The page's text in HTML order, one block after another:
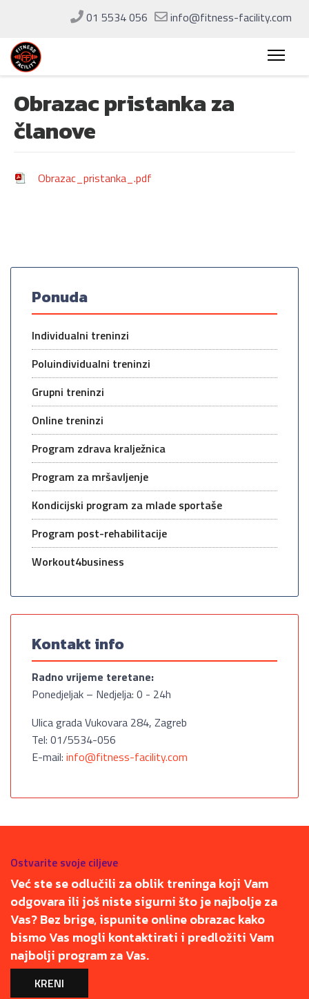
01 5534 056 info@fitness-facility.com
Obrazac pristanka za
članove
Obrazac_pristanka_.pdf
Ponuda
Individualni treninzi
Poluindividualni treninzi
Grupni treninzi
Online treninzi
Program zdrava kralježnica
Program za mršavljenje
Kondicijski program za mlade sportaše
Program post-rehabilitacije
Workout4business
Kontakt info
Radno vrijeme teretane:
Ponedjeljak – Nedjelja: 0 - 24h
Ulica grada Vukovara 284, Zagreb
Tel: 01/5534-056
E-mail: info@fitness-facility.com
Ostvarite svoje ciljeve
Već ste se odlučili za oblik treninga koji Vam
odgovara ili još niste sigurni što je najbolje za
Vas? Bez brige, ispunite online obrazac kako
bismo Vas mogli kontaktirati i predložiti Vam
najbolji program za Vas.
KRENI